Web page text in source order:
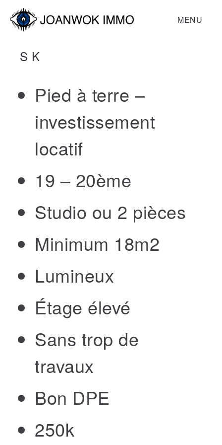
MENU
S K
Pied à terre –
investissement
locatif
19 – 20ème
Studio ou 2 pièces
Minimum 18m2
Lumineux
Étage élevé
Sans trop de
travaux
Bon DPE
250k